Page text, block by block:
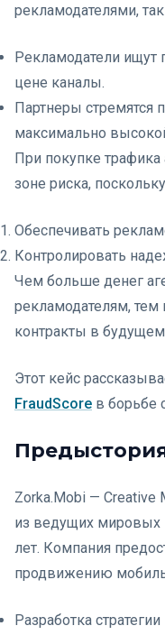
рекламодателями,
Рекламодатели
цене каналы.
Партнеры стремятся
максимально
При покупке трафика
зоне риска,
Обеспечивать
Контролировать
Чем больше денег
рекламодателям,
контракты в
Этот кейс
FraudScore в борьбе
Zorka.Mobi — Creative
из ведущих мировых
лет. Компания
продвижению
Разработка стратегии